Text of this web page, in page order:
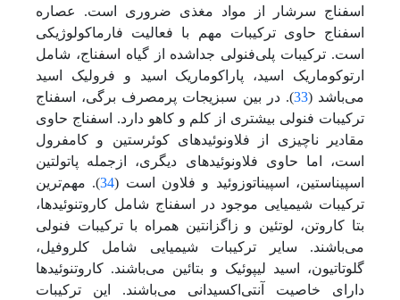
اسفناج سرشار از مواد مغذی ضروری است. عصاره
اسفناج حاوی ترکیبات مهم با فعالیت فارماکولوژیکی
است. ترکیبات پلی‌فنولی جدا‌شده از گیاه اسفناج، شامل
ارتوکوماریک اسید، پاراکوماریک اسید و فرولیک اسید‌
می‌باشد (33). در بین سبزیجات پر‌مصرف برگی، اسفناج
ترکیبات فنولی بیشتری از کلم و کاهو دارد. اسفناج حاوی
مقادیر ناچیزی از فلاونوئیدهای کوئرستین و کامفرول
است، اما حاوی فلاونوئیدهای دیگری، از‌جمله پاتولتین
اسپیناستین، اسپیناتوزوئید و فلاون است (34). مهم‌ترین
ترکیبات شیمیایی موجود در اسفناج شامل کاروتنوئیدها،
بتا کاروتن، لوتئین و زاگزانتین همراه با ترکیبات فنولی
می‌باشند. سایر ترکیبات شیمیایی شامل کلروفیل،
گلوتاتیون، اسید لیپوئیک و بتائین می‌باشند. کاروتنوئیدها
دارای خاصیت آنتی‌اکسیدانی می‌باشند. این ترکیبات